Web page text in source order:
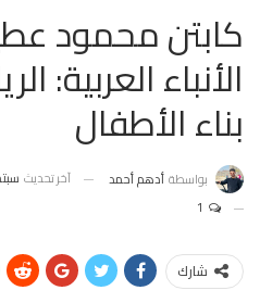
كابتن محمود
الأنباء العربية:
بناء الأطفال
بواسطة أدهم أحمد آخر تحديث سبتمبر
شارك